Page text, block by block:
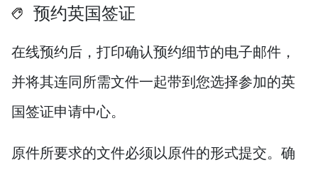
预约英国签证
在线预约后，打印确认预约细节的电子邮件，
并将其连同所需文件一起带到您选择参加的英
国签证申请中心。
原件所要求的文件必须以原件的形式提交。确